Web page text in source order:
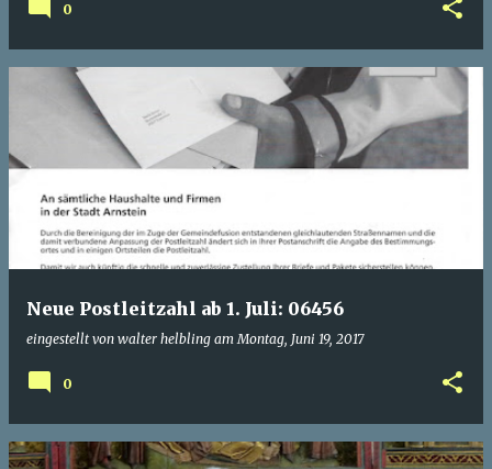
0
Neue Postleitzahl ab 1. Juli: 06456
eingestellt von walter helbling amMontag, Juni 19, 2017
0